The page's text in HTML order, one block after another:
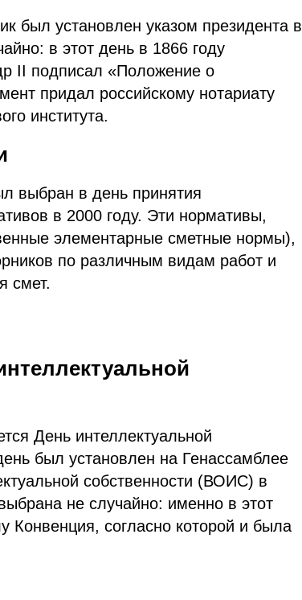
был установлен указом президента в
в этот день в 1866 году
II подписал «Положение о
придал российскому нотариату
института.
выбран в день принятия
в 2000 году. Эти нормативы,
элементарные сметные нормы),
по различным видам работ и
смет.
День интеллектуальной
был установлен на Генассамблее
собственности (ВОИС) в
не случайно: именно в этот
Конвенция, согласно которой и была